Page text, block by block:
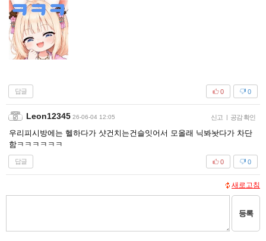
답글 0
0
Leon12345 26-06-04 12:05 신고 | 공감 확인
우리피시방에는 헬하다가 샷건치는건슬잇어서 모올래 닉봐놧다가 차단
함ㅋㅋㅋㅋㅋㅋ
답글 0
0
새로고침
등록